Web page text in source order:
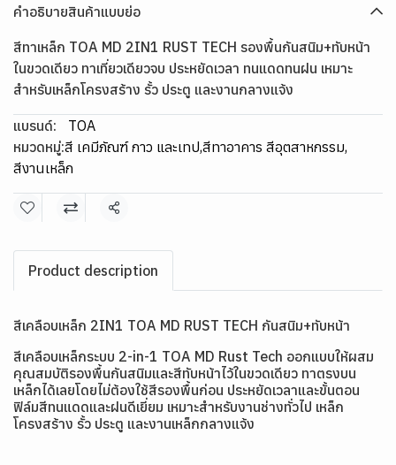
คำอธิบายสินค้าแบบย่อ
สีทาเหล็ก TOA MD 2IN1 RUST TECH รองพื้นกันสนิม+ทับหน้า
ในขวดเดียว ทาเที่ยวเดียวจบ ประหยัดเวลา ทนแดดทนฝน เหมาะ
สำหรับเหล็กโครงสร้าง รั้ว ประตู และงานกลางแจ้ง
แบรนด์:
TOA
หมวดหมู่:สี เคมีภัณฑ์ กาว และเทป,สีทาอาคาร สีอุตสาหกรรม,
สีงานเหล็ก
แชร์
Product description
สีเคลือบเหล็ก 2IN1 TOA MD RUST TECH กันสนิม+ทับหน้า
สีเคลือบเหล็กระบบ 2-in-1 TOA MD Rust Tech ออกแบบให้ผสม
คุณสมบัติรองพื้นกันสนิมและสีทับหน้าไว้ในขวดเดียว ทาตรงบน
เหล็กได้เลยโดยไม่ต้องใช้สีรองพื้นก่อน ประหยัดเวลาและขั้นตอน
ฟิล์มสีทนแดดและฝนดีเยี่ยม เหมาะสำหรับงานช่างทั่วไป เหล็ก
โครงสร้าง รั้ว ประตู และงานเหล็กกลางแจ้ง